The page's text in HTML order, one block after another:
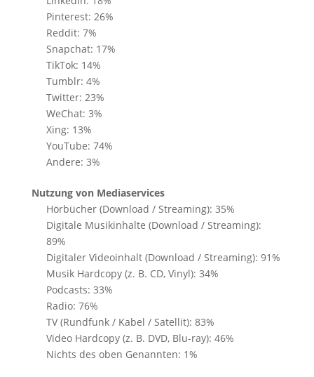
Pinterest: 26%
Reddit: 7%
Snapchat: 17%
TikTok: 14%
Tumblr: 4%
Twitter: 23%
WeChat: 3%
Xing: 13%
YouTube: 74%
Andere: 3%
Nutzung von Mediaservices
Hörbücher (Download / Streaming): 35%
Digitale Musikinhalte (Download / Streaming):
89%
Digitaler Videoinhalt (Download / Streaming): 91%
Musik Hardcopy (z. B. CD, Vinyl): 34%
Podcasts: 33%
Radio: 76%
TV (Rundfunk / Kabel / Satellit): 83%
Video Hardcopy (z. B. DVD, Blu-ray): 46%
Nichts des oben Genannten: 1%